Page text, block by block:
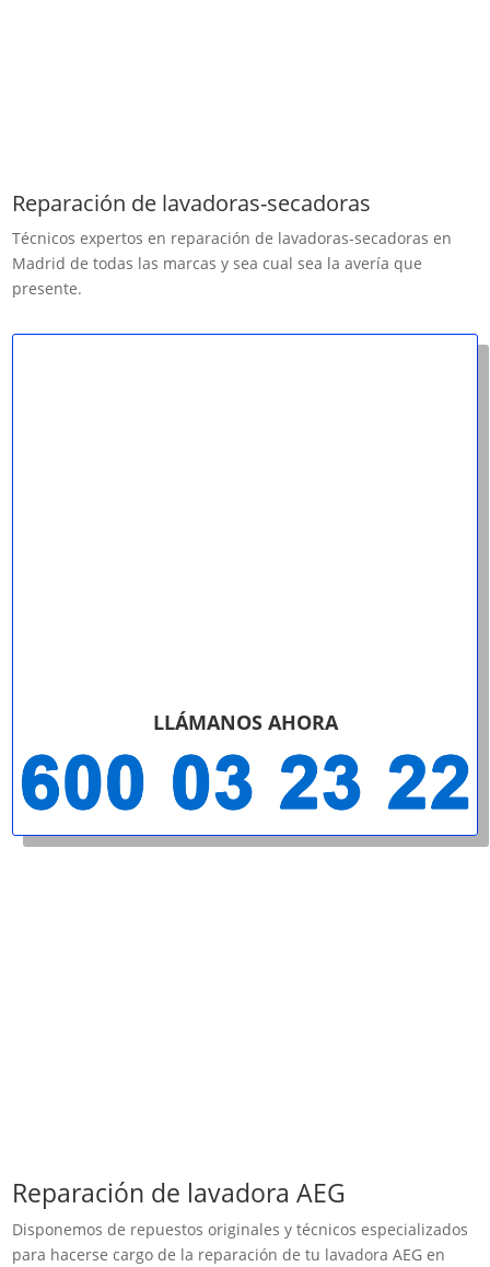
Reparación de lavadoras-secadoras
Técnicos expertos en reparación de ​lavadoras-secadoras en
Madrid de todas las marcas y sea cual sea la avería que
presente.
LLÁMANOS AHORA
Reparación de lavadora AEG
Disponemos de repuestos originales y técnicos especializados
para hacerse cargo de la reparación de tu lavadora AEG en